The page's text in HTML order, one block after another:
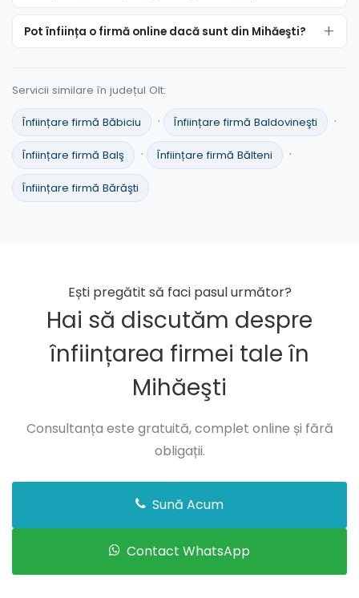
Pot înființa o firmă online dacă sunt din Mihăeşti?
Servicii similare în județul Olt:
Înființare firmă Băbiciu · Înființare firmă Baldovineşti ·
Înființare firmă Balş · Înființare firmă Bălteni ·
Înființare firmă Bărăşti
Ești pregătit să faci pasul următor?
Hai să discutăm despre
înființarea firmei tale în
Mihăeşti
Consultanța este gratuită, complet online și fără
obligații.
Sună Acum
Contact WhatsApp